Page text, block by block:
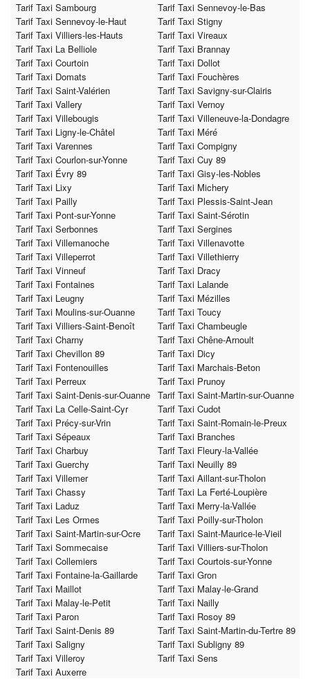
Tarif Taxi Sambourg
Tarif Taxi Sennevoy-le-Bas
Tarif Taxi Sennevoy-le-Haut
Tarif Taxi Stigny
Tarif Taxi Villiers-les-Hauts
Tarif Taxi Vireaux
Tarif Taxi La Belliole
Tarif Taxi Brannay
Tarif Taxi Courtoin
Tarif Taxi Dollot
Tarif Taxi Domats
Tarif Taxi Fouchères
Tarif Taxi Saint-Valérien
Tarif Taxi Savigny-sur-Clairis
Tarif Taxi Vallery
Tarif Taxi Vernoy
Tarif Taxi Villebougis
Tarif Taxi Villeneuve-la-Dondagre
Tarif Taxi Ligny-le-Châtel
Tarif Taxi Méré
Tarif Taxi Varennes
Tarif Taxi Compigny
Tarif Taxi Courlon-sur-Yonne
Tarif Taxi Cuy 89
Tarif Taxi Évry 89
Tarif Taxi Gisy-les-Nobles
Tarif Taxi Lixy
Tarif Taxi Michery
Tarif Taxi Pailly
Tarif Taxi Plessis-Saint-Jean
Tarif Taxi Pont-sur-Yonne
Tarif Taxi Saint-Sérotin
Tarif Taxi Serbonnes
Tarif Taxi Sergines
Tarif Taxi Villemanoche
Tarif Taxi Villenavotte
Tarif Taxi Villeperrot
Tarif Taxi Villethierry
Tarif Taxi Vinneuf
Tarif Taxi Dracy
Tarif Taxi Fontaines
Tarif Taxi Lalande
Tarif Taxi Leugny
Tarif Taxi Mézilles
Tarif Taxi Moulins-sur-Ouanne
Tarif Taxi Toucy
Tarif Taxi Villiers-Saint-Benoît
Tarif Taxi Chambeugle
Tarif Taxi Charny
Tarif Taxi Chêne-Arnoult
Tarif Taxi Chevillon 89
Tarif Taxi Dicy
Tarif Taxi Fontenouilles
Tarif Taxi Marchais-Beton
Tarif Taxi Perreux
Tarif Taxi Prunoy
Tarif Taxi Saint-Denis-sur-Ouanne Tarif Taxi Saint-Martin-sur-Ouanne
Tarif Taxi La Celle-Saint-Cyr
Tarif Taxi Cudot
Tarif Taxi Précy-sur-Vrin
Tarif Taxi Saint-Romain-le-Preux
Tarif Taxi Sépeaux
Tarif Taxi Branches
Tarif Taxi Charbuy
Tarif Taxi Fleury-la-Vallée
Tarif Taxi Guerchy
Tarif Taxi Neuilly 89
Tarif Taxi Villemer
Tarif Taxi Aillant-sur-Tholon
Tarif Taxi Chassy
Tarif Taxi La Ferté-Loupière
Tarif Taxi Laduz
Tarif Taxi Merry-la-Vallée
Tarif Taxi Les Ormes
Tarif Taxi Poilly-sur-Tholon
Tarif Taxi Saint-Martin-sur-Ocre
Tarif Taxi Saint-Maurice-le-Vieil
Tarif Taxi Sommecaise
Tarif Taxi Villiers-sur-Tholon
Tarif Taxi Collemiers
Tarif Taxi Courtois-sur-Yonne
Tarif Taxi Fontaine-la-Gaillarde
Tarif Taxi Gron
Tarif Taxi Maillot
Tarif Taxi Malay-le-Grand
Tarif Taxi Malay-le-Petit
Tarif Taxi Nailly
Tarif Taxi Paron
Tarif Taxi Rosoy 89
Tarif Taxi Saint-Denis 89
Tarif Taxi Saint-Martin-du-Tertre 89
Tarif Taxi Saligny
Tarif Taxi Subligny 89
Tarif Taxi Villeroy
Tarif Taxi Sens
Tarif Taxi Auxerre